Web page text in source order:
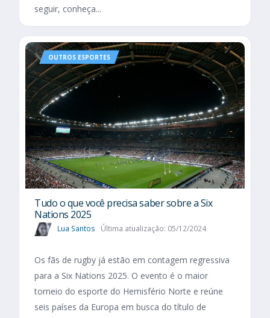
seguir, conheça...
OUTROS ESPORTES
Tudo o que você precisa saber sobre a Six
Nations 2025​
Lua Santos Última atualização: 05/12/2024
Os fãs de rugby já estão em contagem regressiva
para a Six Nations 2025. O evento é o maior
torneio do esporte do Hemisfério Norte e reúne
seis países da Europa em busca do título de